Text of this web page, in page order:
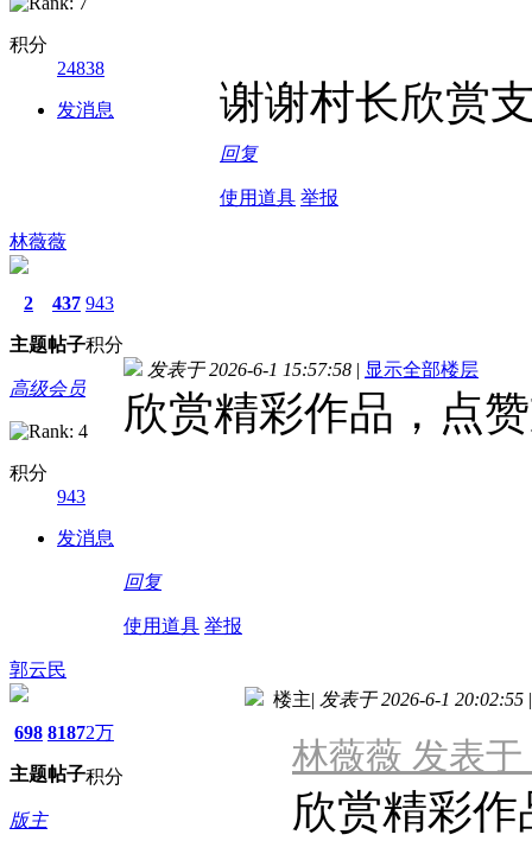
积分
24838
发消息 谢谢村长欣赏
回复
使用道具 举报
林薇薇
2
主题
437
帖子
943
积分
高级会员
积分
943
发消息
发表于 2026-6-1 15:57:58 | 显示全部楼层
欣赏精彩作品，点
回复
使用道具 举报
郭云民
698
主题
8187
帖子
2万
积分
版主
楼主| 发表于 2026-6-1 20:02:55 |
林薇薇 发表于
欣赏精彩